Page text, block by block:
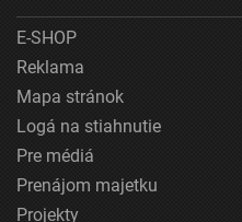
E-SHOP
Reklama
Mapa stránok
Logá na stiahnutie
Pre médiá
Prenájom majetku
Projekty